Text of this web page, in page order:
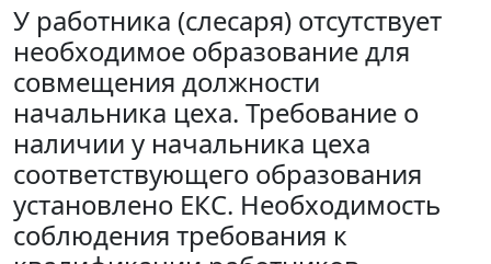
У работника (слесаря) отсутствует
необходимое образование для
совмещения должности
начальника цеха. Требование о
наличии у начальника цеха
соответствующего образования
установлено ЕКС. Необходимость
соблюдения требования к